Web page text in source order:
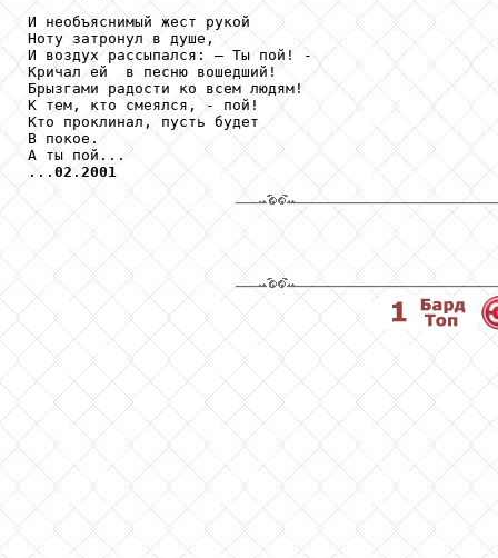
И необъяснимый жест рукой
Ноту затронул в душе,
И воздух рассыпался: – Ты пой! -
Кричал ей  в песню вошедший!
Брызгами радости ко всем людям!
К тем, кто смеялся, - пой!
Кто проклинал, пусть будет
В покое.
А ты пой...
... 02. 2001